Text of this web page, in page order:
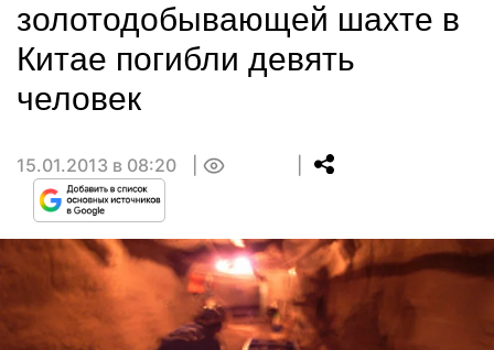
золотодобывающей шахте в
Китае погибли девять
человек
15.01.2013 в 08:20